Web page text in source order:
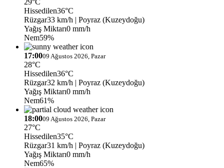
Hissedilen36°C
Rüzgar33 km/h | Poyraz (Kuzeydoğu)
Yağış Miktarı0 mm/h
Nem59%
17:0009 Ağustos 2026, Pazar
28°C
Hissedilen36°C
Rüzgar32 km/h | Poyraz (Kuzeydoğu)
Yağış Miktarı0 mm/h
Nem61%
18:0009 Ağustos 2026, Pazar
27°C
Hissedilen35°C
Rüzgar31 km/h | Poyraz (Kuzeydoğu)
Yağış Miktarı0 mm/h
Nem65%